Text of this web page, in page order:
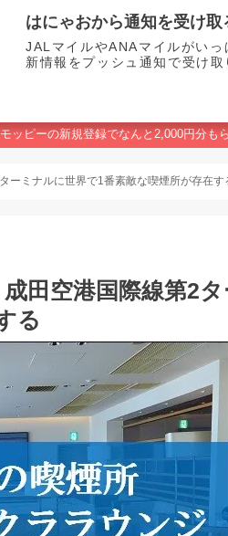
め方
モッピーの新規登録でなんと2,000円分も
ーミナルに世界で1番素敵な喫煙所が存在す
田空港国際線第2
る
はにゃおから通知を受け取
JALマイルやANAマイルがい
新情報をプッシュ通知で受け